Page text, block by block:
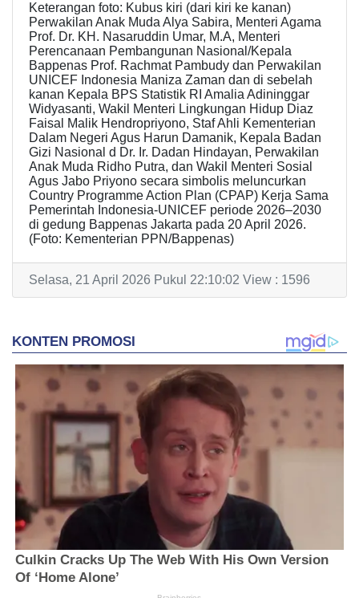
Keterangan foto: Kubus kiri (dari kiri ke kanan)
Perwakilan Anak Muda Alya Sabira, Menteri Agama
Prof. Dr. KH. Nasaruddin Umar, M.A, Menteri
Perencanaan Pembangunan Nasional/Kepala
Bappenas Prof. Rachmat Pambudy dan Perwakilan
UNICEF Indonesia Maniza Zaman dan di sebelah
kanan Kepala BPS Statistik RI Amalia Adininggar
Widyasanti, Wakil Menteri Lingkungan Hidup Diaz
Faisal Malik Hendropriyono, Staf Ahli Kementerian
Dalam Negeri Agus Harun Damanik, Kepala Badan
Gizi Nasional d Dr. Ir. Dadan Hindayan, Perwakilan
Anak Muda Ridho Putra, dan Wakil Menteri Sosial
Agus Jabo Priyono secara simbolis meluncurkan
Country Programme Action Plan (CPAP) Kerja Sama
Pemerintah Indonesia-UNICEF periode 2026–2030
di gedung Bappenas Jakarta pada 20 April 2026.
(Foto: Kementerian PPN/Bappenas)
Selasa, 21 April 2026 Pukul 22:10:02 View : 1596